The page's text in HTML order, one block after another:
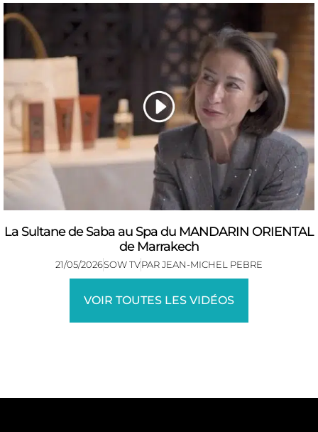
La Sultane de Saba au Spa du MANDARIN ORIENTAL
de Marrakech
21/05/2026SOW TVPARJEAN-MICHEL PEBRE
VOIR TOUTES LES VIDÉOS